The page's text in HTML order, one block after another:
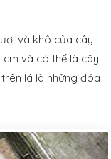
và khô của cây
và có thể là cây
lá là nhửng đóa